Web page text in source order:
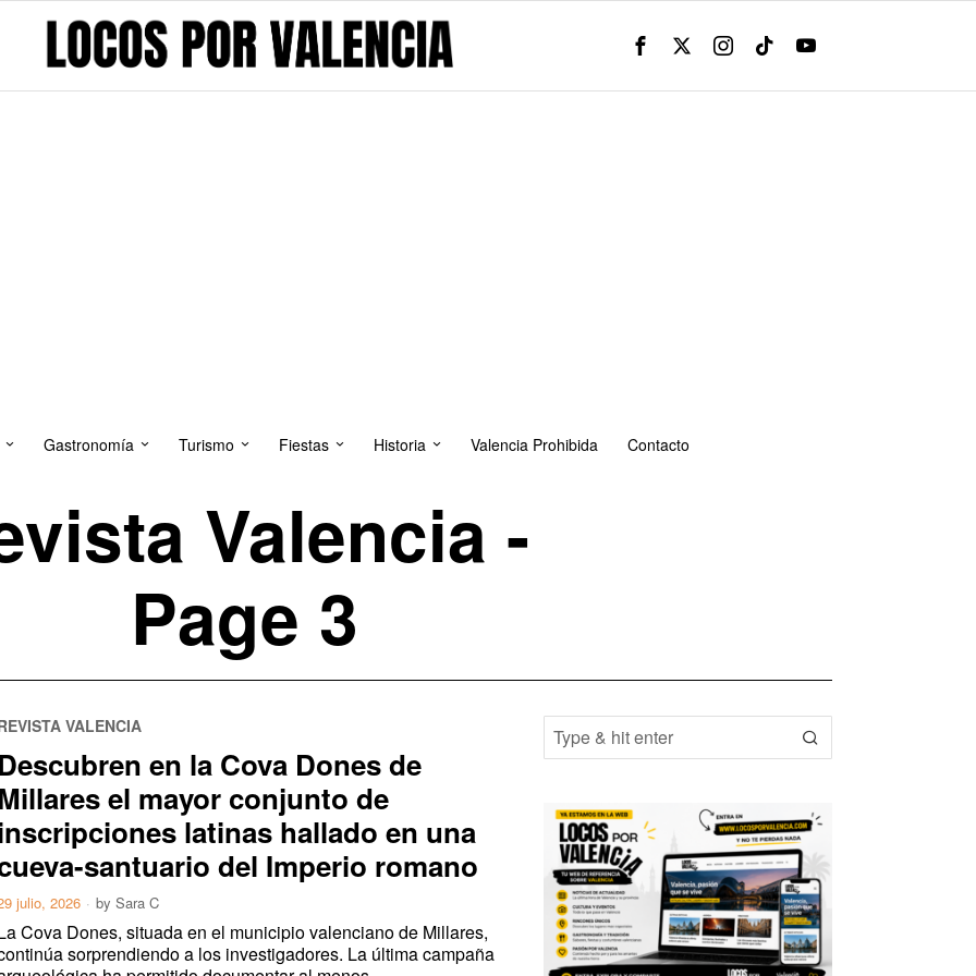
Gastronomía Turismo Fiestas Historia Valencia Prohibida Contacto
Valencia -
Page 3
VALENCIA
en la Cova Dones de
el mayor conjunto de
latinas hallado en una
santuario del Imperio romano
julio, 2026 bySara C
Cova Dones, situada en el municipio valenciano de Millares,
sorprendiendo a los investigadores. La última campaña